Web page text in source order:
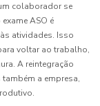
colaborador se
ASO é
atividades. Isso
voltar ao trabalho,
A reintegração
a empresa,